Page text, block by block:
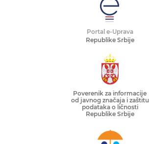
Portal e-Uprava
Republike Srbije
Poverenik za informacije
od javnog značaja i zaštitu
podataka o ličnosti
Republike Srbije